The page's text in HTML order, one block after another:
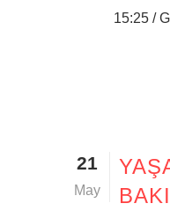
15:25 /
21
May